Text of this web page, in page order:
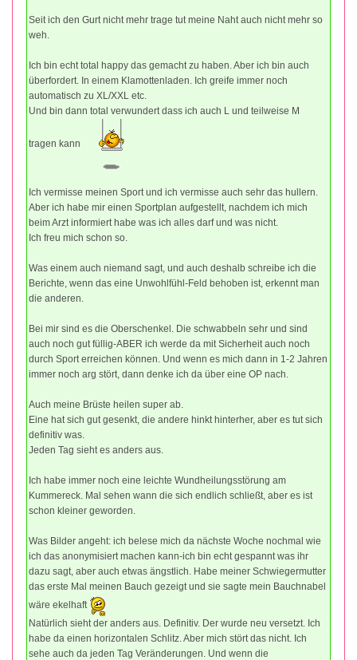
Seit ich den Gurt nicht mehr trage tut meine Naht auch nicht mehr so
weh.
Ich bin echt total happy das gemacht zu haben. Aber ich bin auch
überfordert. In einem Klamottenladen. Ich greife immer noch
automatisch zu XL/XXL etc.
Und bin dann total verwundert dass ich auch L und teilweise M
tragen kann
Ich vermisse meinen Sport und ich vermisse auch sehr das hullern.
Aber ich habe mir einen Sportplan aufgestellt, nachdem ich mich
beim Arzt informiert habe was ich alles darf und was nicht.
Ich freu mich schon so.
Was einem auch niemand sagt, und auch deshalb schreibe ich die
Berichte, wenn das eine Unwohlfühl-Feld behoben ist, erkennt man
die anderen.
Bei mir sind es die Oberschenkel. Die schwabbeln sehr und sind
auch noch gut füllig-ABER ich werde da mit Sicherheit auch noch
durch Sport erreichen können. Und wenn es mich dann in 1-2 Jahren
immer noch arg stört, dann denke ich da über eine OP nach.
Auch meine Brüste heilen super ab.
Eine hat sich gut gesenkt, die andere hinkt hinterher, aber es tut sich
definitiv was.
Jeden Tag sieht es anders aus.
Ich habe immer noch eine leichte Wundheilungsstörung am
Kummereck. Mal sehen wann die sich endlich schließt, aber es ist
schon kleiner geworden.
Was Bilder angeht: ich belese mich da nächste Woche nochmal wie
ich das anonymisiert machen kann-ich bin echt gespannt was ihr
dazu sagt, aber auch etwas ängstlich. Habe meiner Schwiegermutter
das erste Mal meinen Bauch gezeigt und sie sagte mein Bauchnabel
wäre ekelhaft
Natürlich sieht der anders aus. Definitiv. Der wurde neu versetzt. Ich
habe da einen horizontalen Schlitz. Aber mich stört das nicht. Ich
sehe auch da jeden Tag Veränderungen. Und wenn die